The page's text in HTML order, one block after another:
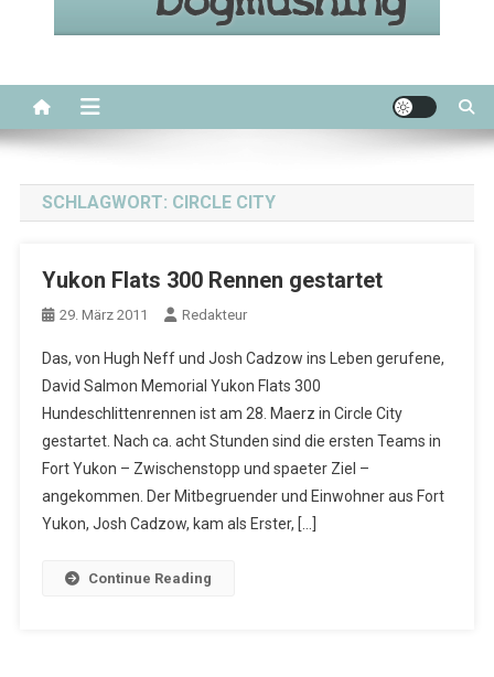
SCHLAGWORT: CIRCLE CITY
Yukon Flats 300 Rennen gestartet
29. März 2011 Redakteur
Das, von Hugh Neff und Josh Cadzow ins Leben gerufene,
David Salmon Memorial Yukon Flats 300
Hundeschlittenrennen ist am 28. Maerz in Circle City
gestartet. Nach ca. acht Stunden sind die ersten Teams in
Fort Yukon – Zwischenstopp und spaeter Ziel –
angekommen. Der Mitbegruender und Einwohner aus Fort
Yukon, Josh Cadzow, kam als Erster, […]
Continue Reading